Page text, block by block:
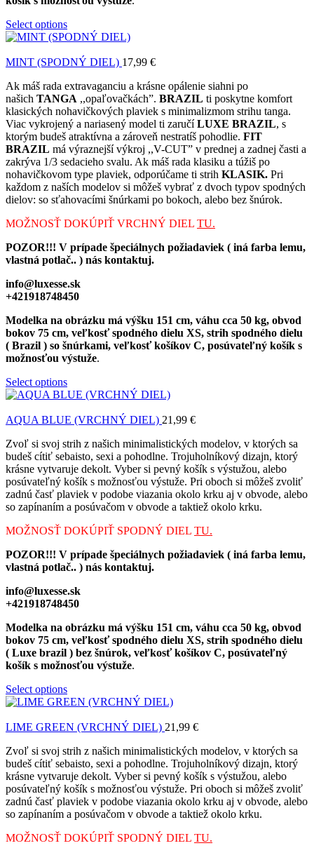
Select options
MINT (SPODNÝ DIEL) 17,99 €
Ak máš rada extravaganciu a krásne opálenie siahni po
našich TANGA ,,opaľovačkách”. BRAZIL ti poskytne komfort
klasických nohavičkových plaviek s minimalizmom strihu tanga.
Viac vykrojený a nariasený model ti zaručíLUXE BRAZIL, s
ktorým budeš atraktívna a zároveň nestratíš pohodlie. FIT
BRAZIL má výraznejší výkroj ,,V-CUT” v prednej a zadnej časti a
zakrýva 1/3 sedacieho svalu. Ak máš rada klasiku a túžiš po
nohavičkovom type plaviek, odporúčame ti strih KLASIK. Pri
každom z naších modelov si môžeš vybrať z dvoch typov spodných
dielov: so sťahovacími šnúrkami po bokoch, alebo bez šnúrok.
MOŽNOSŤ DOKÚPIŤ VRCHNÝ DIEL TU.
POZOR!!! V prípade špeciálnych požiadaviek ( iná farba lemu,
vlastná potlač.. ) nás kontaktuj.
info@luxesse.sk
+421918748450
Modelka na obrázku má výšku 151 cm, váhu cca 50 kg, obvod
bokov 75 cm, veľkosť spodného dielu XS, strih spodného dielu
( Brazil ) so šnúrkami, veľkosť košíkov C, posúvateľný košík s
možnosťou výstuže.
Select options
AQUA BLUE (VRCHNÝ DIEL) 21,99 €
Zvoľ si svoj strih z našich minimalistických modelov, v ktorých sa
budeš cítiť sebaisto, sexi a pohodlne. Trojuholníkový dizajn, ktorý
krásne vytvaruje dekolt. Vyber si pevný košík s výstužou, alebo
posúvateľný košík s možnosťou výstuže. Pri oboch si môžeš zvoliť
zadnú časť plaviek v podobe viazania okolo krku aj v obvode, alebo
so zapínaním a posúvačom v obvode a taktiež okolo krku.
MOŽNOSŤ DOKÚPIŤ SPODNÝ DIEL TU.
POZOR!!! V prípade špeciálnych požiadaviek ( iná farba lemu,
vlastná potlač.. ) nás kontaktuj.
info@luxesse.sk
+421918748450
Modelka na obrázku má výšku 151 cm, váhu cca 50 kg, obvod
bokov 75 cm, veľkosť spodného dielu XS, strih spodného dielu
( Luxe brazil ) bez šnúrok, veľkosť košíkov C, posúvateľný
košík s možnosťou výstuže.
Select options
LIME GREEN (VRCHNÝ DIEL) 21,99 €
Zvoľ si svoj strih z našich minimalistických modelov, v ktorých sa
budeš cítiť sebaisto, sexi a pohodlne. Trojuholníkový dizajn, ktorý
krásne vytvaruje dekolt. Vyber si pevný košík s výstužou, alebo
posúvateľný košík s možnosťou výstuže. Pri oboch si môžeš zvoliť
zadnú časť plaviek v podobe viazania okolo krku aj v obvode, alebo
so zapínaním a posúvačom v obvode a taktiež okolo krku.
MOŽNOSŤ DOKÚPIŤ SPODNÝ DIEL TU.